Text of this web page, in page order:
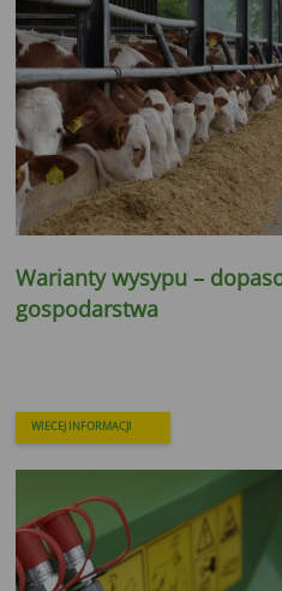
Warianty wysypu –
gospodarstwa
WIECEJ INFORMACJI